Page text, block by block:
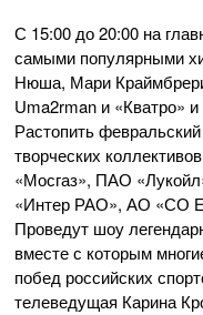
С 15:00 до 20:00 на
самыми популярными
Нюша, Мари
Uma2rman и «Кватро»
Растопить
творческих
«Мосгаз», ПАО
«Интер РАО», АО «СО
Проведут шоу
вместе с которым
побед российских
телеведущая Карина